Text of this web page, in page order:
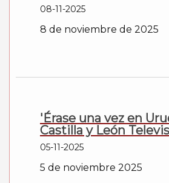
08-11-2025
8 de noviembre de 2025
'Érase una vez en
Castilla y León
05-11-2025
5 de noviembre 2025